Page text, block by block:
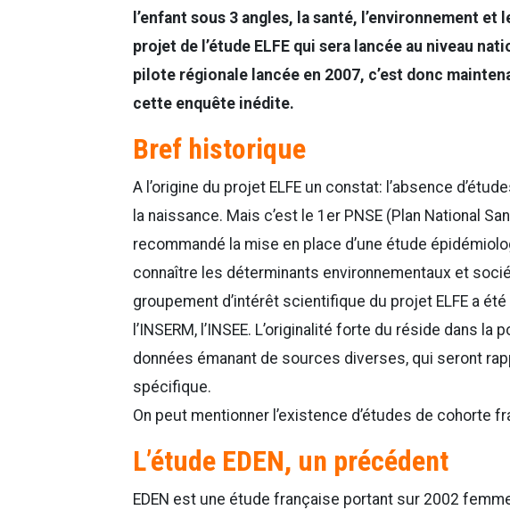
l’enfant sous 3 angles, la santé, l’environnement
projet de l’étude ELFE qui sera lancée au niveau
pilote régionale lancée en 2007, c’est donc
cette enquête inédite.
Bref historique
A l’origine du projet ELFE un constat: l’absence
la naissance. Mais c’est le 1er PNSE (Plan National
recommandé la mise en place d’une étude
connaître les déterminants environnementaux et
groupement d’intérêt scientifique du projet ELFE a été
l’INSERM, l’INSEE. L’originalité forte du réside dans
données émanant de sources diverses, qui seront
spécifique.
On peut mentionner l’existence d’études de cohorte
L’étude EDEN, un précédent
EDEN est une étude française portant sur 2002